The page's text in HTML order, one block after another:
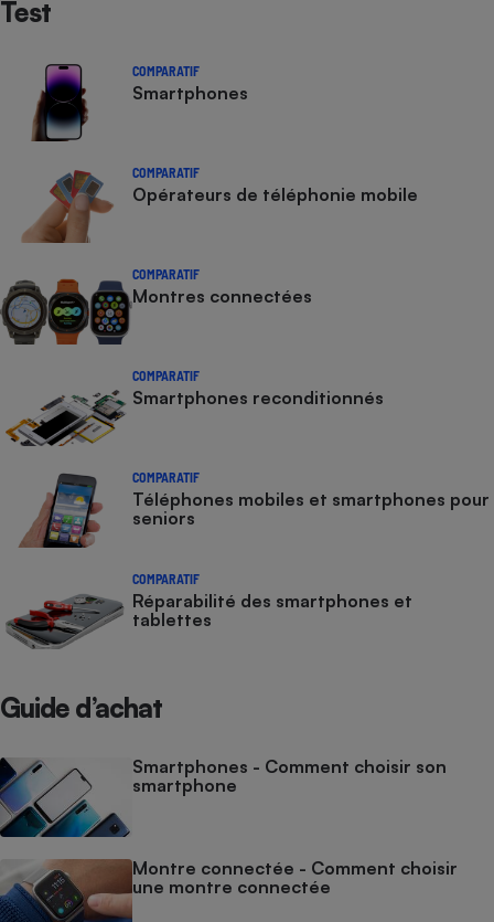
Test
COMPARATIF
Smartphones
COMPARATIF
Opérateurs de téléphonie mobile
COMPARATIF
Montres connectées
COMPARATIF
Smartphones reconditionnés
COMPARATIF
Téléphones mobiles et smartphones pour
seniors
COMPARATIF
Réparabilité des smartphones et
tablettes
Guide d’achat
Smartphones - Comment choisir son
smartphone
Montre connectée - Comment choisir
une montre connectée